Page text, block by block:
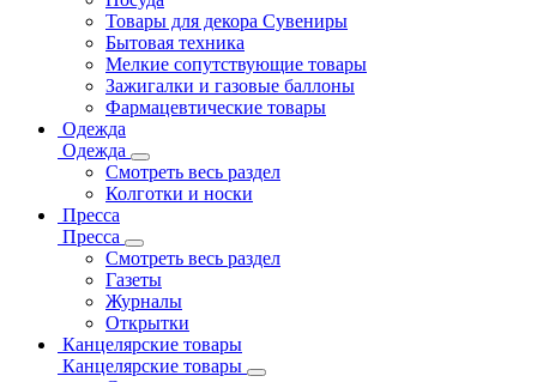
Товары для декора Сувениры
Бытовая техника
Мелкие сопутствующие товары
Зажигалки и газовые баллоны
Фармацевтические товары
Одежда
Одежда
Смотреть весь раздел
Колготки и носки
Пресса
Пресса
Смотреть весь раздел
Газеты
Журналы
Открытки
Канцелярские товары
Канцелярские товары